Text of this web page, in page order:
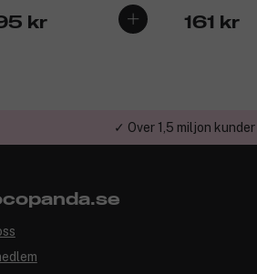
kr 161 kr
✓ Över 1,5 miljon